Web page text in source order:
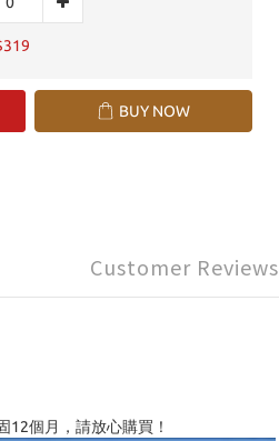
BUY NOW
Customer Reviews
12個月，請放心購買！